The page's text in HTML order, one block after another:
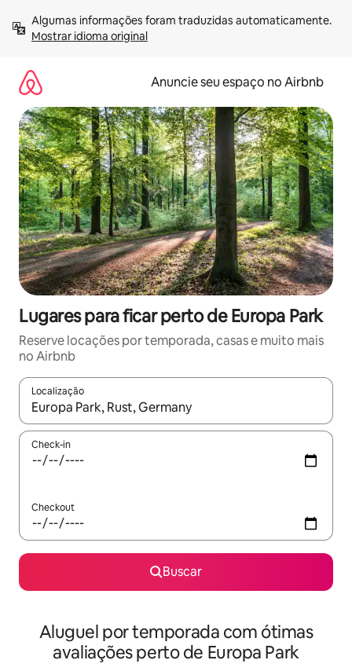
para
Mostrar idioma original
Anuncie seu espaço no Airbnb
Lugares para ficar perto de Europa Park
Reserve locações por temporada, casas e muito mais
no Airbnb
Localização
Quando os resultados estiverem disponíveis, explore-os
Check-in
Checkout
Buscar
Aluguel por temporada com ótimas
avaliações perto de Europa Park